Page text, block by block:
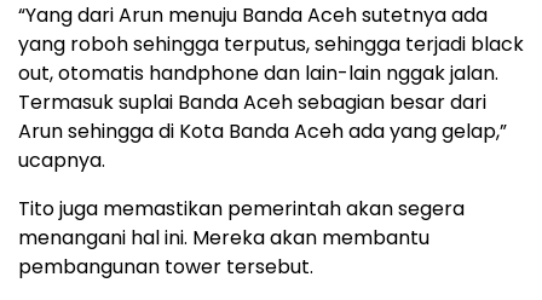
“Yang dari Arun menuju Banda Aceh sutetnya ada
yang roboh sehingga terputus, sehingga terjadi black
out, otomatis handphone dan lain-lain nggak jalan.
Termasuk suplai Banda Aceh sebagian besar dari
Arun sehingga di Kota Banda Aceh ada yang gelap,”
ucapnya.
Tito juga memastikan pemerintah akan segera
menangani hal ini. Mereka akan membantu
pembangunan tower tersebut.